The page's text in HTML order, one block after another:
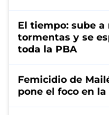
El tiempo: sube
tormentas y se
toda la PBA
Femicidio de
pone el foco en